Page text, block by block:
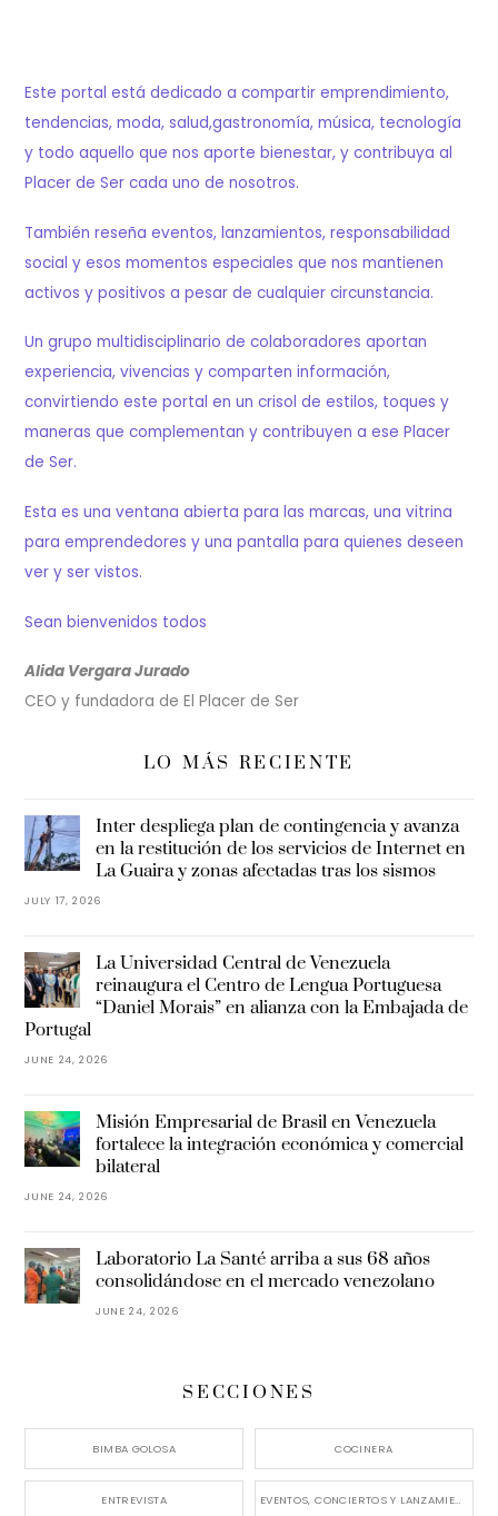
Este portal está dedicado a compartir emprendimiento,
tendencias, moda, salud,gastronomía, música, tecnología
y todo aquello que nos aporte bienestar, y contribuya al
Placer de Ser cada uno de nosotros.
También reseña eventos, lanzamientos, responsabilidad
social y esos momentos especiales que nos mantienen
activos y positivos a pesar de cualquier circunstancia.
Un grupo multidisciplinario de colaboradores aportan
experiencia, vivencias y comparten información,
convirtiendo este portal en un crisol de estilos, toques y
maneras que complementan y contribuyen a ese Placer
de Ser.
Esta es una ventana abierta para las marcas, una vitrina
para emprendedores y una pantalla para quienes deseen
ver y ser vistos.
Sean bienvenidos todos
Alida Vergara Jurado
CEO y fundadora de El Placer de Ser
LO MÁS RECIENTE
Inter despliega plan de contingencia y avanza
en la restitución de los servicios de Internet en
La Guaira y zonas afectadas tras los sismos
JULY 17, 2026
La Universidad Central de Venezuela
reinaugura el Centro de Lengua Portuguesa
“Daniel Morais” en alianza con la Embajada de
Portugal
JUNE 24, 2026
Misión Empresarial de Brasil en Venezuela
fortalece la integración económica y comercial
bilateral
JUNE 24, 2026
Laboratorio La Santé arriba a sus 68 años
consolidándose en el mercado venezolano
JUNE 24, 2026
SECCIONES
BIMBA GOLOSA COCINERA
ENTREVISTA EVENTOS, CONCIERTOS Y LANZAMIENTOS